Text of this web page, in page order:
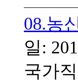
08.농
일:
국가